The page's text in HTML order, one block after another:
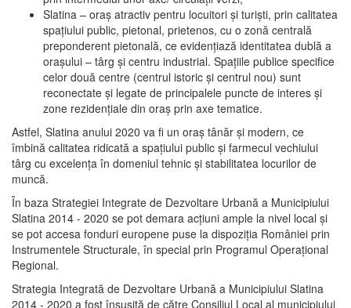
Slatina – oraş atractiv pentru locuitori şi turişti, prin calitatea
spaţiului public, pietonal, prietenos, cu o zonă centrală
preponderent pietonală, ce evidenţiază identitatea dublă a
oraşului – târg şi centru industrial. Spaţiile publice specifice
celor două centre (centrul istoric şi centrul nou) sunt
reconectate şi legate de principalele puncte de interes şi
zone rezidenţiale din oraş prin axe tematice.
Astfel, Slatina anului 2020 va fi un oraş tânăr şi modern, ce
îmbină calitatea ridicată a spaţiului public şi farmecul vechiului
târg cu excelenţa în domeniul tehnic şi stabilitatea locurilor de
muncă.
În baza Strategiei Integrate de Dezvoltare Urbană a Municipiului
Slatina 2014 - 2020 se pot demara acţiuni ample la nivel local şi
se pot accesa fonduri europene puse la dispoziţia României prin
Instrumentele Structurale, în special prin Programul Operațional
Regional.
Strategia Integrată de Dezvoltare Urbană a Municipiului Slatina
2014 - 2020 a fost însuşită de către Consiliul Local al municipiului